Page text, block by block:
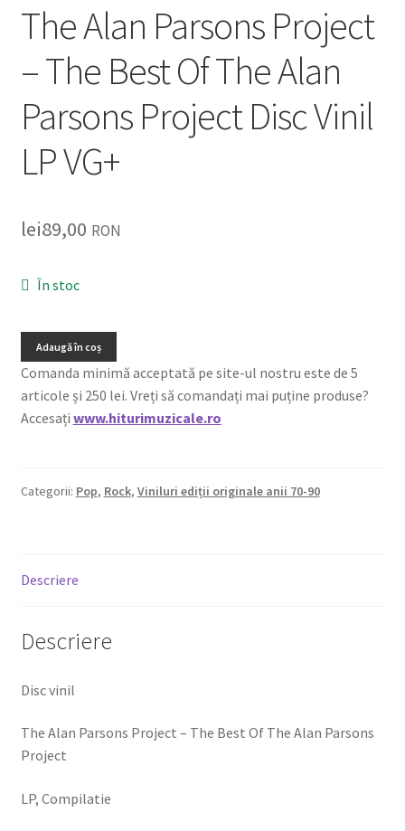
Blog
lei0,00
The Alan Parsons Project
– The Best Of The Alan
Parsons Project Disc Vinil
LP VG+
lei89,00 RON
În stoc
Adaugă în coș
Comanda minimă acceptată pe site-ul nostru este de 5
articole și 250 lei. Vreți să comandați mai puține produse?
Accesați www.hiturimuzicale.ro
Categorii: Pop, Rock, Viniluri ediții originale anii 70-90
Descriere
Descriere
Disc vinil
The Alan Parsons Project – The Best Of The Alan Parsons
Project
LP, Compilatie